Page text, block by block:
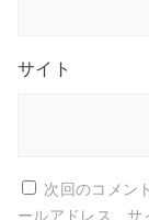
サイト
次回のコメン
ールアドレス、サ